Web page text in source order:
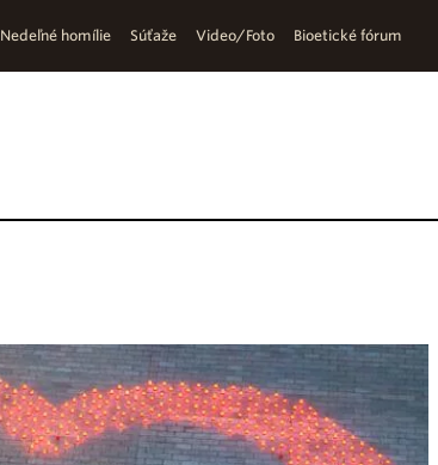
Nedeľné homílie Súťaže Video/Foto Bioetické fórum